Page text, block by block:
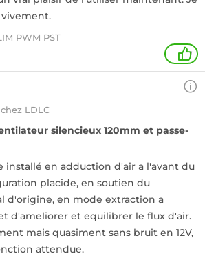
PWM PST
1
LDLC
silencieux 120mm et passe-
installé en adduction d'air a l'avant du
placide, en soutien du
d'origine, en mode extraction a
d'ameliorer et equilibrer le flux d'air.
mais quasiment sans bruit en 12V,
attendue.